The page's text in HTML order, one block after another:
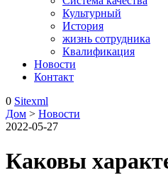
Культурный
История
жизнь сотрудника
Квалификация
Новости
Контакт
0 Sitexml
Дом > Новости
2022-05-27
Каковы